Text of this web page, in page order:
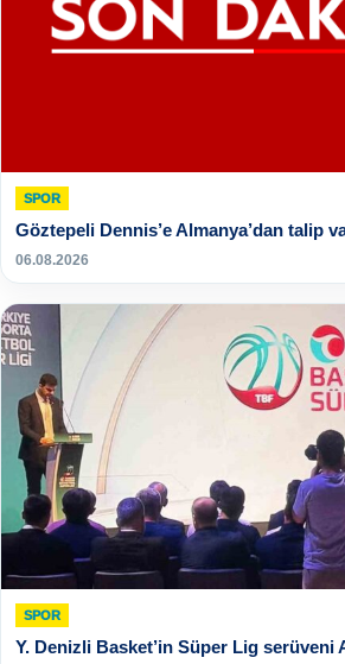
SPOR
Göztepeli Dennis’e Almanya’dan talip
06.08.2026
SPOR
Y. Denizli Basket’in Süper Lig serüveni